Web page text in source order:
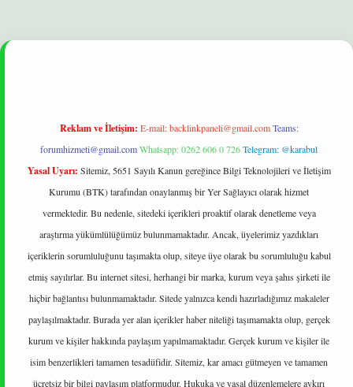
yeni girişilbet
Reklam ve İletişim: E-mail:backlinkpaneli@gmail.com Teams:
forumhizmeti@gmail.comWhatsapp: 0262 606 0 726Telegram: @karabul
Yasal Uyarı: Sitemiz, 5651 Sayılı Kanun gereğince Bilgi Teknolojileri ve İletişim
Kurumu (BTK) tarafından onaylanmış bir Yer Sağlayıcı olarak hizmet
vermektedir. Bu nedenle, sitedeki içerikleri proaktif olarak denetleme veya
araştırma yükümlülüğümüz bulunmamaktadır. Ancak, üyelerimiz yazdıkları
içeriklerin sorumluluğunu taşımakta olup, siteye üye olarak bu sorumluluğu kabul
etmiş sayılırlar. Bu internet sitesi, herhangi bir marka, kurum veya şahıs şirketi ile
hiçbir bağlantısı bulunmamaktadır. Sitede yalnızca kendi hazırladığımız makaleler
paylaşılmaktadır. Burada yer alan içerikler haber niteliği taşımamakta olup, gerçek
kurum ve kişiler hakkında paylaşım yapılmamaktadır. Gerçek kurum ve kişiler ile
isim benzerlikleri tamamen tesadüfidir. Sitemiz, kar amacı gütmeyen ve tamamen
ücretsiz bir bilgi paylaşım platformudur. Hukuka ve yasal düzenlemelere aykırı